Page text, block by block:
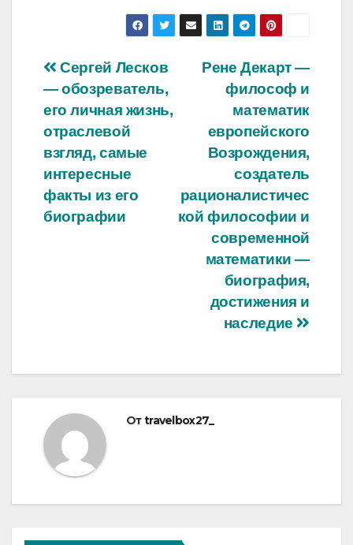
Навигация
по
записям
Рене Декарт —
философ и
математик
европейского
Возрождения,
создатель
рационалистичес
кой философии и
современной
математики —
биография,
достижения и
наследие
Сергей Лесков
— обозреватель,
его личная жизнь,
отраслевой
взгляд, самые
интересные
факты из его
биографии
Отtravelbox27_